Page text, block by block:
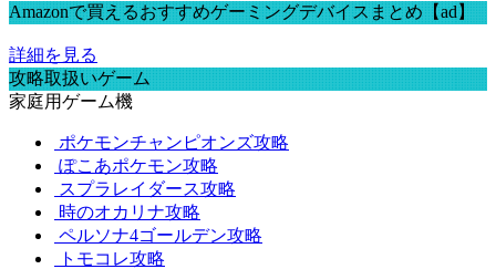
Amazonで買えるおすすめゲーミングデバイスまとめ【ad】
詳細を見る
攻略取扱いゲーム
家庭用ゲーム機
ポケモンチャンピオンズ攻略
ぽこあポケモン攻略
スプラレイダース攻略
時のオカリナ攻略
ペルソナ4ゴールデン攻略
トモコレ攻略